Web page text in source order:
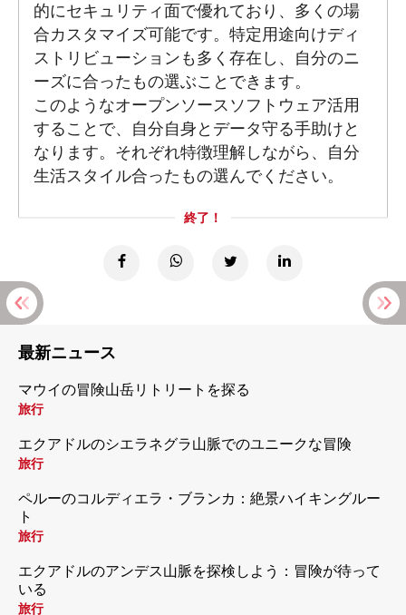
的にセキュリティ面で優れており、多くの場
合カスタマイズ可能です。特定用途向けディ
ストリビューションも多く存在し、自分のニ
ーズに合ったもの選ぶことできます。
このようなオープンソースソフトウェア活用
することで、自分自身とデータ守る手助けと
なります。それぞれ特徴理解しながら、自分
生活スタイル合ったもの選んでください。
終了！
最新ニュース
マウイの冒険山岳リトリートを探る
旅行
エクアドルのシエラネグラ山脈でのユニークな冒険
旅行
ペルーのコルディエラ・ブランカ：絶景ハイキングルー
ト
旅行
エクアドルのアンデス山脈を探検しよう：冒険が待って
いる
旅行